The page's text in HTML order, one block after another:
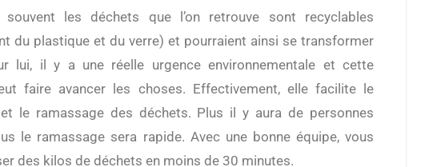
du plastique et du verre) et pourraient ainsi se transformer
lui, il y a une réelle urgence environnementale et cette
faire avancer les choses. Effectivement, elle facilite le
le ramassage des déchets. Plus il y aura de personnes
le ramassage sera rapide. Avec une bonne équipe, vous
des kilos de déchets en moins de 30 minutes.